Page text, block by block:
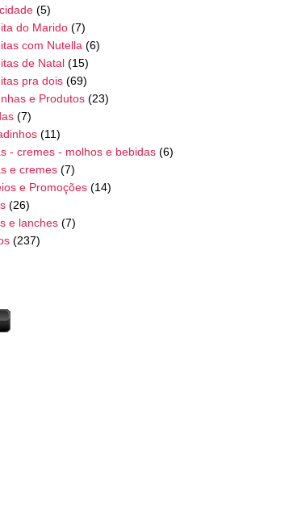
(5)
do Marido (7)
com Nutella (6)
de Natal (15)
pra dois (69)
e Produtos (23)
(7)
(11)
- cremes - molhos e bebidas (6)
e cremes (7)
e Promoções (14)
(26)
e lanches (7)
(237)